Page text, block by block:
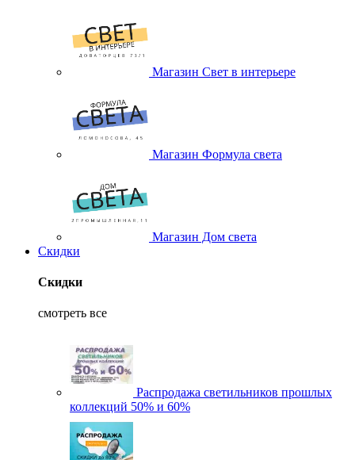
Магазин Свет в интерьере
Магазин Формула света
Магазин Дом света
Скидки
Скидки
смотреть все
Распродажа светильников прошлых
коллекций 50% и 60%